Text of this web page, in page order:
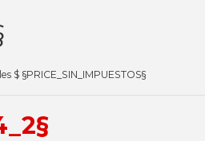
$ §PRICE_SIN_IMPUESTOS§